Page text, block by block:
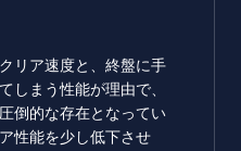
リア速度と、終盤に手
しまう性能が理由で、
倒的な存在となってい
性能を少し低下させ